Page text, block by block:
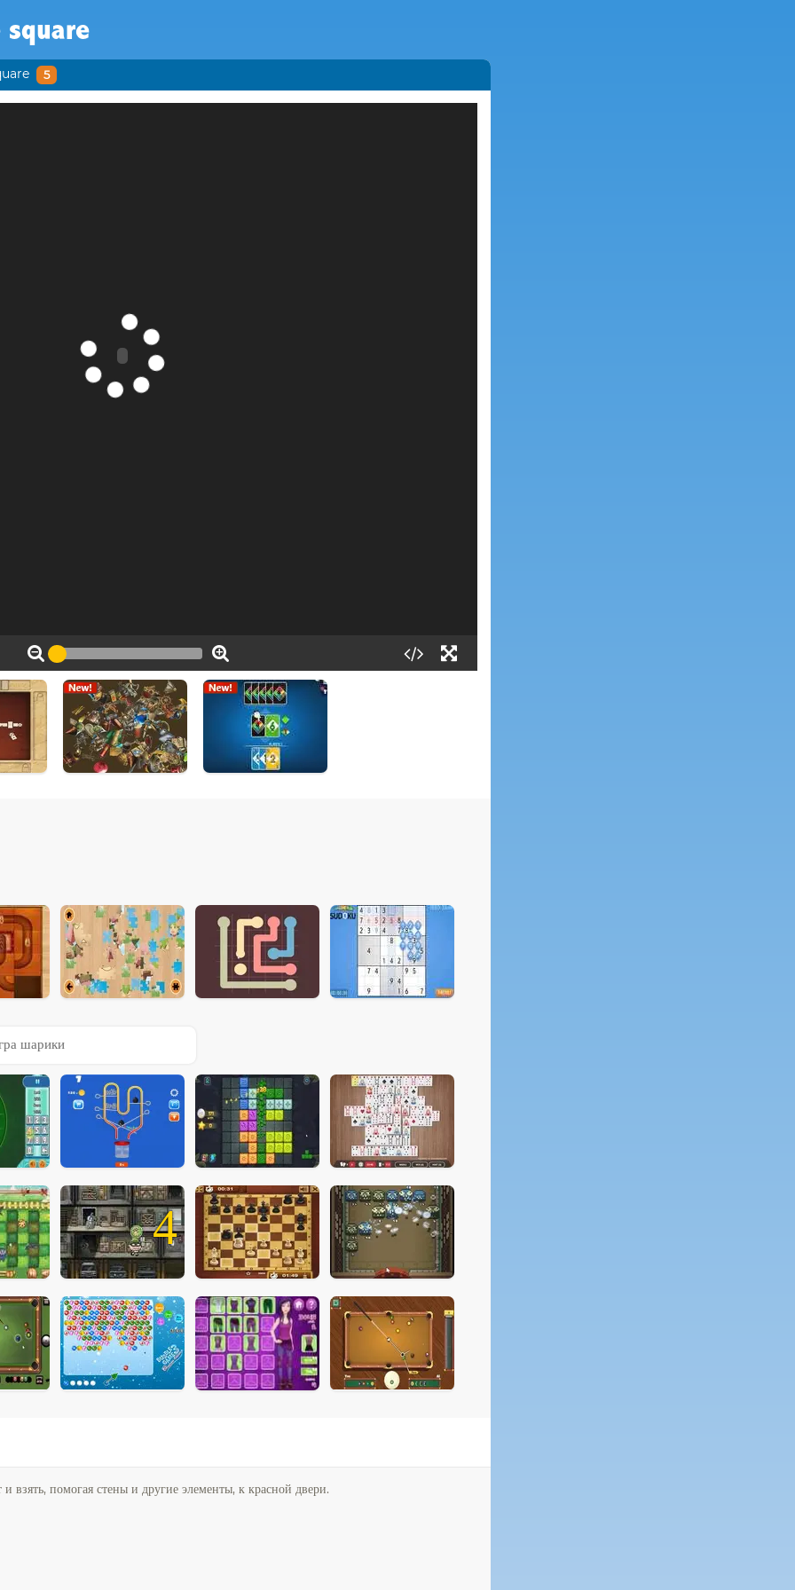
square
5
шарики
4
помогая стены и другие элементы, к красной двери.